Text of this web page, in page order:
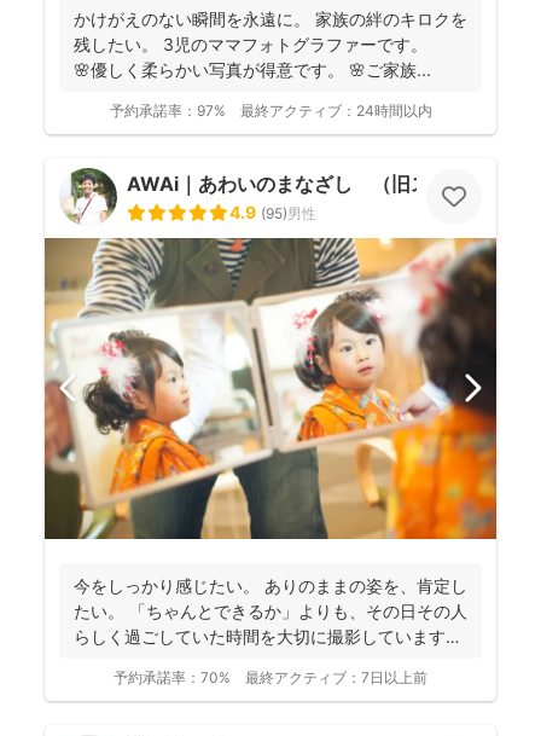
かけがえのない瞬間を永遠に。 家族の絆のキロクを
残したい。 3児のママフォトグラファーです。
🌸優しく柔らかい写真が得意です。 🌸ご家族...
予約承諾率： 97% 最終アクティブ： 24時間以内
AWAi｜あわいのまなざし （旧スマイルツリ
4.9 (95)男性
今をしっかり感じたい。 ありのままの姿を、肯定し
たい。 「ちゃんとできるか」よりも、その日その人
らしく過ごしていた時間を大切に撮影しています。
予約承諾率： 70% 最終アクティブ： 7日以上前